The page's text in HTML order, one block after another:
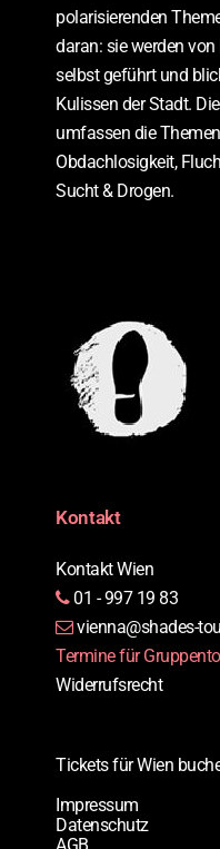
polarisierenden
daran: sie werden
selbst geführt und
Kulissen der Stadt.
umfassen die
Obdachlosigkeit,
Sucht & Drogen.
Kontakt
Kontakt Wien
01 - 997 19 83
vienna@shades-
Termine für
Widerrufsrecht
Tickets für Wien
Impressum
Datenschutz
AGB